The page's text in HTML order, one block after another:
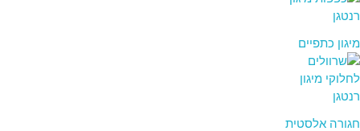
מיגון כתפיים
חגורה אלסטית